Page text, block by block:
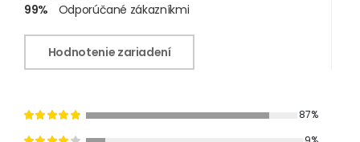
99% Odporúčané zákazníkmi
Hodnotenie zariadení
87%